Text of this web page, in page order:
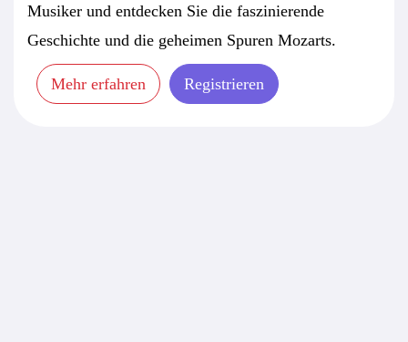
Musiker und entdecken Sie die faszinierende
Geschichte und die geheimen Spuren Mozarts.
Mehr erfahren Registrieren